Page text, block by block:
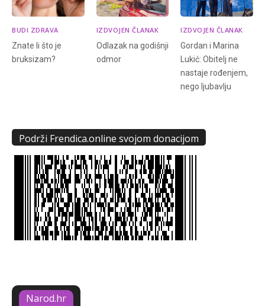
BUDI ZDRAVA
Znate li što je
bruksizam?
IZDVOJEN ČLANAK
Odlazak na godišnji
odmor
IZDVOJEN ČLANAK
Gordan i Marina
Lukić: Obitelj ne
nastaje rođenjem,
nego ljubavlju
Podrži Frendica.online svojom donacijom
Narod.hr